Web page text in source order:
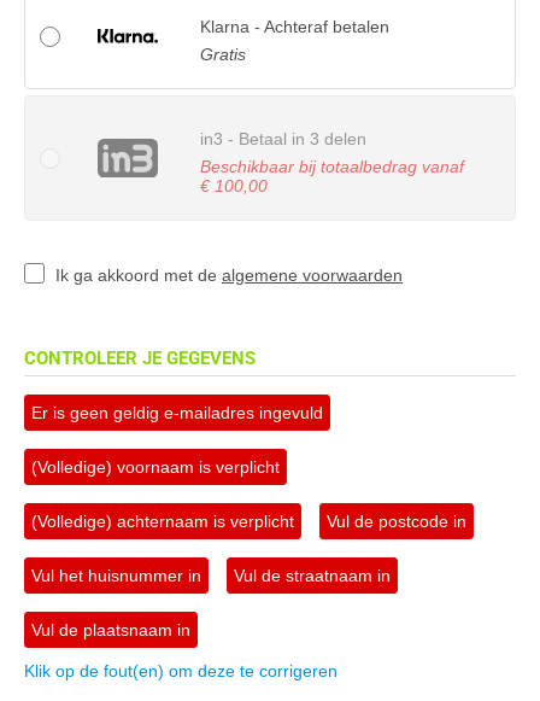
Klarna - Achteraf betalen
Gratis
in3 - Betaal in 3 delen
Beschikbaar bij totaalbedrag vanaf
€ 100,00
Ik ga akkoord met de algemene voorwaarden
CONTROLEER JE GEGEVENS
Er is geen geldig e-mailadres ingevuld
(Volledige) voornaam is verplicht
(Volledige) achternaam is verplicht Vul de postcode in
Vul het huisnummer in Vul de straatnaam in
Vul de plaatsnaam in
Klik op de fout(en) om deze te corrigeren